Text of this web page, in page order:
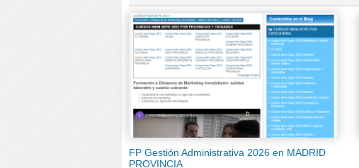
FP Gestión Administrativa 2026 en MADRID
PROVINCIA